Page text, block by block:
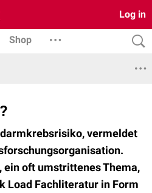
Log in
Shop
vermeldet
ein oft umstrittenes Thema,
Load Fachliteratur in Form